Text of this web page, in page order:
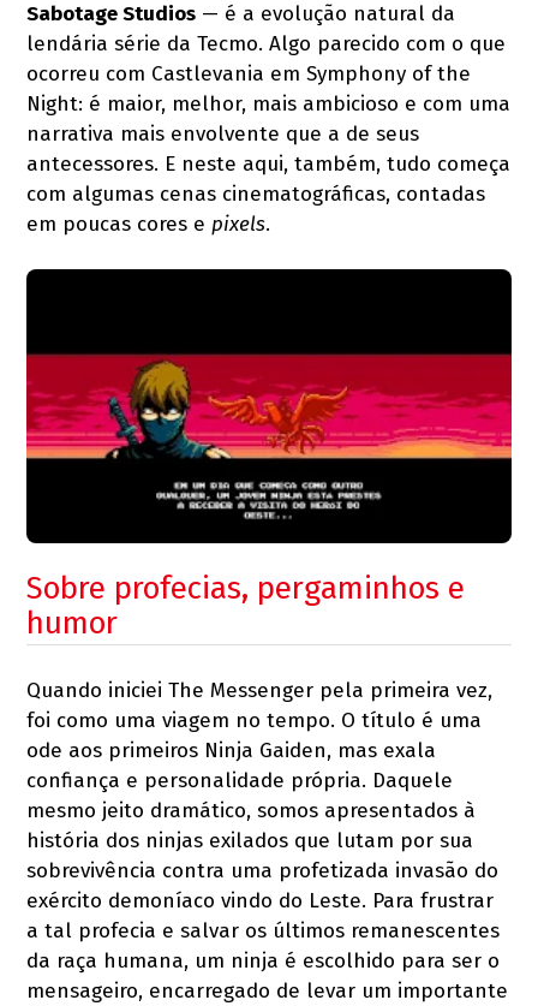
Sabotage Studios — é a evolução natural da
lendária série da Tecmo. Algo parecido com o que
ocorreu com Castlevania em Symphony of the
Night: é maior, melhor, mais ambicioso e com uma
narrativa mais envolvente que a de seus
antecessores. E neste aqui, também, tudo começa
com algumas cenas cinematográficas, contadas
em poucas cores epixels.
Sobre profecias, pergaminhos e
humor
Quando iniciei The Messenger pela primeira vez,
foi como uma viagem no tempo. O título é uma
ode aos primeiros Ninja Gaiden, mas exala
confiança e personalidade própria. Daquele
mesmo jeito dramático, somos apresentados à
história dos ninjas exilados que lutam por sua
sobrevivência contra uma profetizada invasão do
exército demoníaco vindo do Leste. Para frustrar
a tal profecia e salvar os últimos remanescentes
da raça humana, um ninja é escolhido para ser o
mensageiro, encarregado de levar um importante